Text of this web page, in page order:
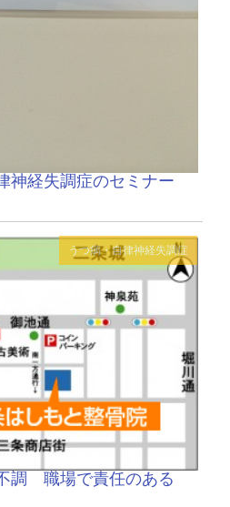
神経失調症のセミナー
うつ病・自律神経失調症
調 職場で責任のある